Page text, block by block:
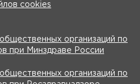
cookies
организаций по
при Минздраве России
организаций по